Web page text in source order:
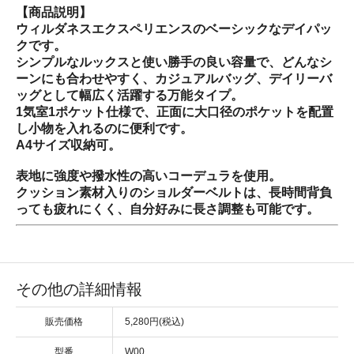
【商品説明】
ウィルダネスエクスペリエンスのベーシックなデイパッ
クです。
シンプルなルックスと使い勝手の良い容量で、どんなシ
ーンにも合わせやすく、カジュアルバッグ、デイリーバ
ッグとして幅広く活躍する万能タイプ。
1気室1ポケット仕様で、正面に大口径のポケットを配置
し小物を入れるのに便利です。
A4サイズ収納可。
表地に強度や撥水性の高いコーデュラを使用。
クッション素材入りのショルダーベルトは、長時間背負
っても疲れにくく、自分好みに長さ調整も可能です。
その他の詳細情報
販売価格 5,280円(税込)
型番 W00